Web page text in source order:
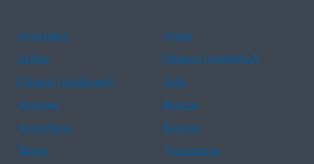
Assistance
Ayuda
Arabic
Chinese (simplified)
Chinese (traditional)
Aide
Asistans
Korean
Assistência
Russian
Tulong
Vietnamese